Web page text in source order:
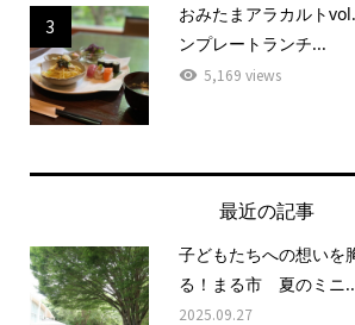
3
おみたまアラカルト
ンプレートランチ...
5,169 views
最近の記事
子どもたちへの想いを
る！まる市 夏のミニ
2025.09.27